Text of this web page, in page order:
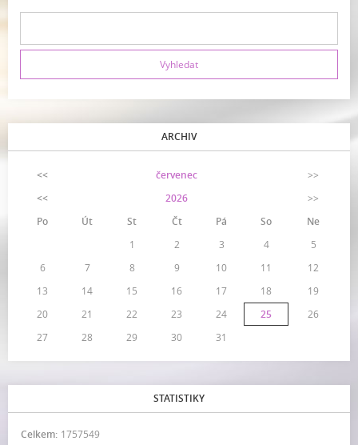
ARCHIV
<< červenec
>>
<<
2026
>>
Po
Út St Čt Pá So
Ne
1
2 3 4
5
6
7 8 9 10 11
12
13
14 15 16 17 18
19
20
21 22 23 24 25
26
27
28 29 30 31
STATISTIKY
Celkem: 1757549